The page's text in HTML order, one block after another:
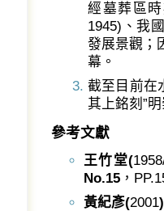
經墓葬區
1945)、我
發展景觀；
幕。
截至目前在
其上銘刻”
參考文獻
王竹堂(
No.15 ，
黃紀彥(2001)